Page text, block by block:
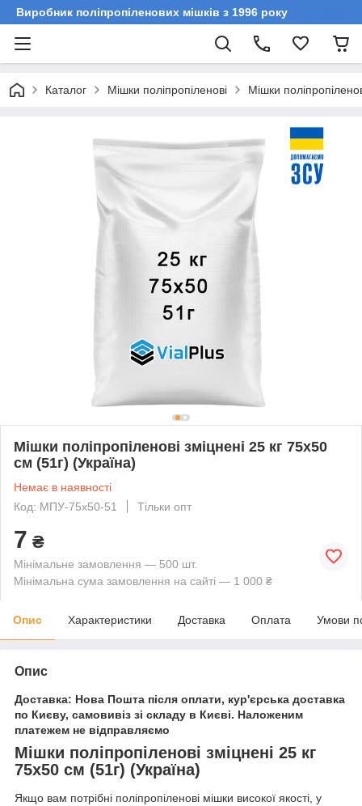
Виробник поліпропіленових мішків з 1996 року
Каталог Мішки поліпропіленові Мішки
Мішки поліпропіленові зміцнені 25 кг 75х50
см (51г) (Україна)
Немає в наявності
Код: МПУ-75х50-51
Тільки опт
7 ₴
Мінімальне замовлення — 500 шт.
Мінімальна сума замовлення на сайті — 1 000 ₴
Опис Характеристики Доставка Оплата Умови
Опис
Доставка: Нова Пошта після оплати, кур'єрська доставка
по Києву, самовивіз зі складу в Києві. Наложеним
платежем не відправляємо
Мішки поліпропіленові зміцнені 25 кг
75х50 см (51г) (Україна)
Якщо вам потрібні поліпропіленові мішки високої якості, у